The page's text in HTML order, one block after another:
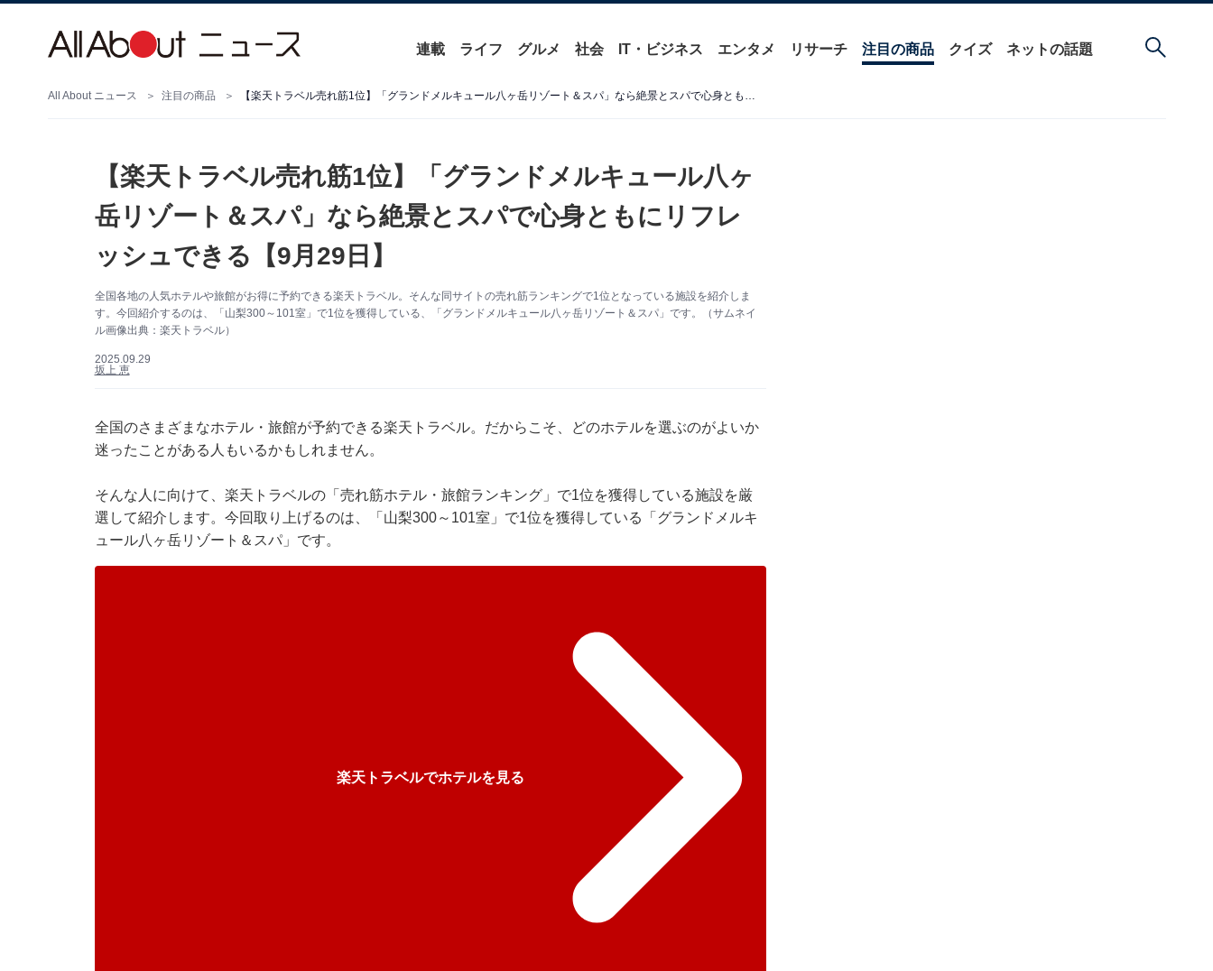
連載 ライフ グルメ 社会 IT・ビジネス エンタメ リサーチ 注目の商品 クイズ ネットの話題
All About ニュース 注目の商品 【楽天トラベル売れ筋1位】「グランドメルキュール八ヶ岳リゾート＆スパ」なら絶景とスパで心身ともにリフレッシュできる【9月29日】
【楽天トラベル売れ筋1位】「グランドメルキュール八ヶ
岳リゾート＆スパ」なら絶景とスパで心身ともにリフレ
ッシュできる【9月29日】
全国各地の人気ホテルや旅館がお得に予約できる楽天トラベル。そんな同サイトの売れ筋ランキングで1位となっている施設を紹介しま
す。今回紹介するのは、「山梨300～101室」で1位を獲得している、「グランドメルキュール八ヶ岳リゾート＆スパ」です。（サムネイ
ル画像出典：楽天トラベル）
2025.09.29
坂上 恵
全国のさまざまなホテル・旅館が予約できる楽天トラベル。だからこそ、どのホテルを選ぶのがよいか
迷ったことがある人もいるかもしれません。
そんな人に向けて、楽天トラベルの「売れ筋ホテル・旅館ランキング」で1位を獲得している施設を厳
選して紹介します。今回取り上げるのは、「山梨300～101室」で1位を獲得している「グランドメルキ
ュール八ヶ岳リゾート＆スパ」です。
楽天トラベルでホテルを見る